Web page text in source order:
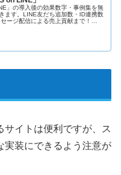
」の導入後の効果数字・事例集を無
ます。LINE友だち追加数・ID連携数
ージ配信による売上貢献まで！
サイトは便利ですが、ス
実装にできるよう注意が